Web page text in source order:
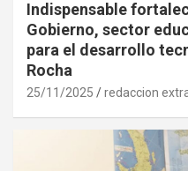
Indispensable
Gobierno, sector
para el desarrollo
Rocha
25/11/2025 redaccion